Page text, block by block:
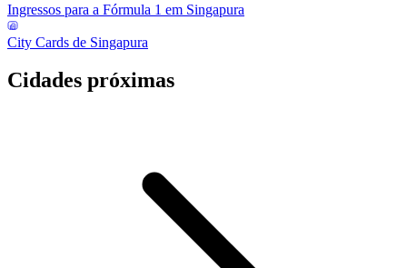
Ingressos para a Fórmula 1 em Singapura
City Cards de Singapura
Cidades próximas